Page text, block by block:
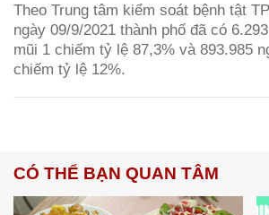
Theo Trung tâm kiểm soát bệnh tật
ngày 09/9/2021 thành phố đã có
mũi 1 chiếm tỷ lệ 87,3% và 893.985
chiếm tỷ lệ 12%.
CÓ THỂ BẠN QUAN TÂM